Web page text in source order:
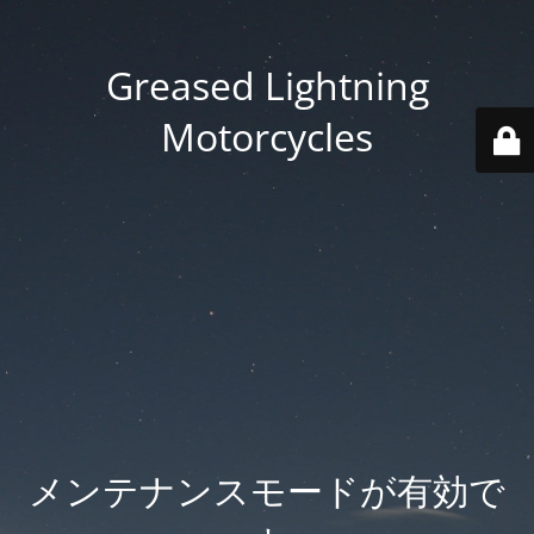
Greased Lightning
Motorcycles
メンテナンスモードが有効で